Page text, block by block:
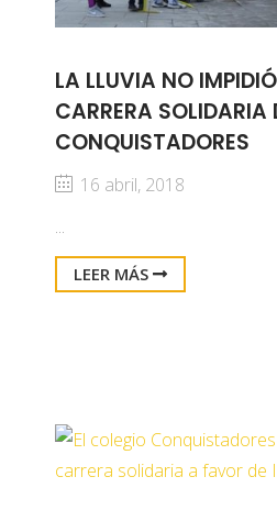
LA LLUVIA NO
CARRERA SOLIDARIA
CONQUISTADORES
16 abril, 2018
...
LEER MÁS